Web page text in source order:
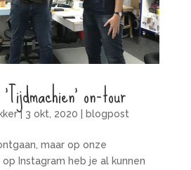
on-tour
| 3 okt, 2020 blogpost
maar op onze
Instagram heb je al kunnen